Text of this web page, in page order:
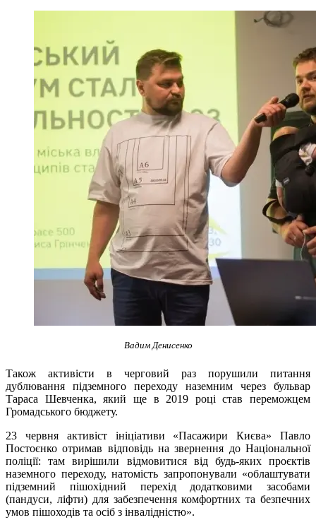
Вадим Денисенко
Також активісти в черговий раз порушили питання
дублювання підземного переходу наземним через бульвар
Тараса Шевченка, який ще в 2019 році став переможцем
Громадського бюджету.
23 червня активіст ініціативи «Пасажири Києва» Павло
Постоєнко отримав відповідь на звернення до Національної
поліції: там вирішили відмовитися від будь-яких проєктів
наземного переходу, натомість запропонували «облаштувати
підземний пішохідний перехід додатковими засобами
(пандуси, ліфти) для забезпечення комфортних та безпечних
умов пішоходів та осіб з інвалідністю».